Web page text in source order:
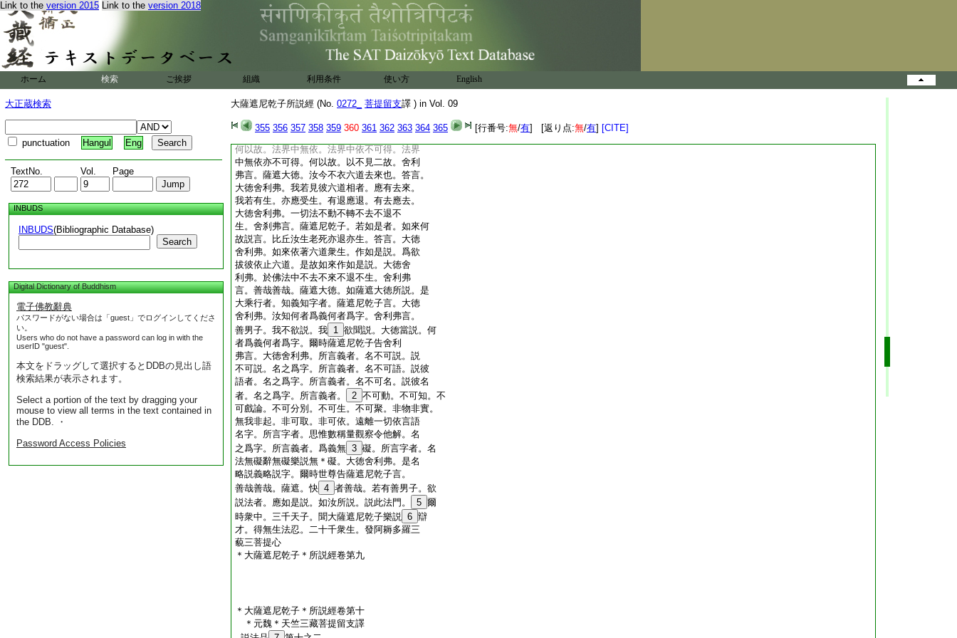
Link to the version 2015 Link to the version 2018
ホーム 検索 ご挨拶 組織 利用条件 使い方 English
大正蔵検索
punctuation Hangul Eng
TextNo. Vol. Page
INBUDS
INBUDS(Bibliographic Database)
Search
Digital Dictionary of Buddhism
電子佛教辭典
パスワードがない場合は「guest」でログインしてくださ
い。
Users who do not have a password can log in with the
userID "guest".
本文をドラッグして選択するとDDBの見出し語
検索結果が表示されます。
Select a portion of the text by dragging your
mouse to view all terms in the text contained in
the DDB. ・
Password Access Policies
大薩遮尼乾子所説經 (No. 0272_ 菩提留支譯 ) in Vol. 09
355 356 357 358 359 360 361 362 363 364 365 [行番号:無/有] [返り点:無/有] [CITE]
法來也。答言。大徳舍利弗。我不爲法。非不爲
法。來詣佛所。何以故。大徳舍利弗。夫爲法
者。不爲一切法名爲爲法。大徳舍利弗。若有
人言爲法來者。彼人不著此法名爲佛。不見
此法名爲法。不著生名爲僧。夫爲法者。不爲
知苦。不爲離集。不爲修道。不爲證滅。不爲過
欲界。不爲過色界。不爲過無色界。不爲得涅
故來詣佛所。爾 13
時慧命舍利弗告大薩遮尼
乾子言。薩遮大徳。今依何法作如是説。答言。
何以故。法界中無依。法界中依不可得。法界
中無依亦不可得。何以故。以不見二故。舍利
弗言。薩遮大徳。汝今不衣六道去來也。答言。
大徳舍利弗。我若見彼六道相者。應有去來。
我若有生。亦應受生。有退應退。有去應去。
大徳舍利弗。一切法不動不轉不去不退不
生。舍刹 弗言。薩遮尼乾子。若如是者。如來何
故説言。比丘汝生老死亦退亦生。答言。大徳
舍利弗。如來依著六道衆生。作如是説。爲欲
拔彼依止六道。是故如來作如是説。大徳舍
利弗。於佛法中不去不來不退不生。舍利弗
言。善哉善哉。薩遮大徳。如薩遮大徳所説。是
大乘行者。知義知字者。薩遮尼乾子言。大徳
舍利弗。汝知何者爲義何者爲字。舍利弗言。
善男子。我不欲説。我 1 欲聞説。大徳當説。何
者爲義何者爲字。爾時薩遮尼乾子告舍利
弗言。大徳舍利弗。所言義者。名不可説。説
不可説。名之爲字。所言義者。名不可語。説彼
語者。名之爲字。所言義者。名不可名。説彼名
者。名之爲字。所言義者。
2 不可動。不可知。不
可戲論。不可分別。不可生。不可聚。非物非實。
無我非起。非可取。非可依。遠離一切依言語
名字。所言字者。思惟數稱量觀察令他解。名
之爲字。所言義者。爲義無 3 礙。所言字者。名
法無礙辭無礙樂説無＊礙。大徳舍利弗。是名
略説義略説字。爾時世尊告薩遮尼乾子言。
善哉善哉。薩遮。快 4 者善哉。若有善男子。欲
説法者。應如是説。如汝所説。説此法門。
5 爾
時衆中。三千天子。聞大薩遮尼乾子樂説 6 辯
才。得無生法忍。二十千衆生。發阿耨多羅三
藐三菩提心
＊大薩遮尼乾子＊所説經卷第九
＊大薩遮尼乾子＊所説經卷第十
＊元魏＊天竺三藏菩提留支譯